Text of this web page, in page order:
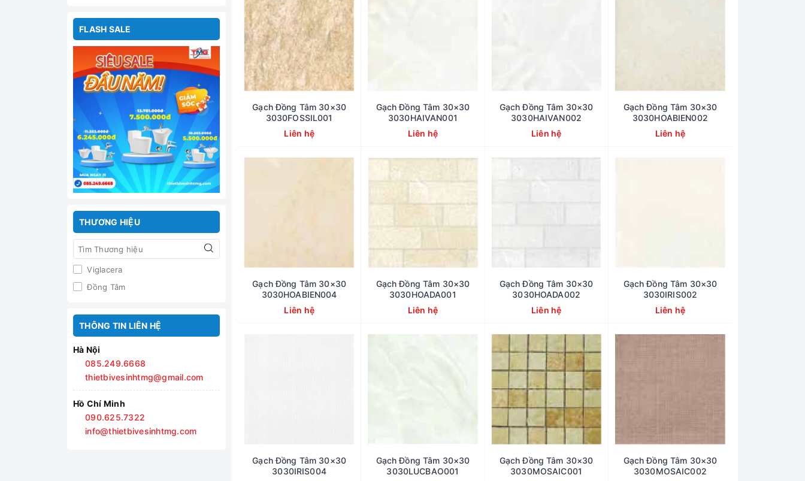
FLASH SALE
THƯƠNG HIỆU
Viglacera
Đồng Tâm
THÔNG TIN LIÊN HỆ
Hà Nội
085.249.6668
thietbivesinhtmg@gmail.com
Hồ Chí Minh
090.625.7322
info@thietbivesinhtmg.com
Gạch Đồng Tâm 30×30
3030FOSSIL001
Liên hệ
Gạch Đồng Tâm 30×30
3030HAIVAN001
Liên hệ
Gạch Đồng Tâm 30×30
3030HAIVAN002
Liên hệ
Gạch Đồng Tâm 30×30
3030HOABIEN002
Liên hệ
Gạch Đồng Tâm 30×30
3030HOABIEN004
Liên hệ
Gạch Đồng Tâm 30×30
3030HOADA001
Liên hệ
Gạch Đồng Tâm 30×30
3030HOADA002
Liên hệ
Gạch Đồng Tâm 30×30
3030IRIS002
Liên hệ
Gạch Đồng Tâm 30×30
3030IRIS004
Gạch Đồng Tâm 30×30
3030LUCBAO001
Gạch Đồng Tâm 30×30
3030MOSAIC001
Gạch Đồng Tâm 30×30
3030MOSAIC002